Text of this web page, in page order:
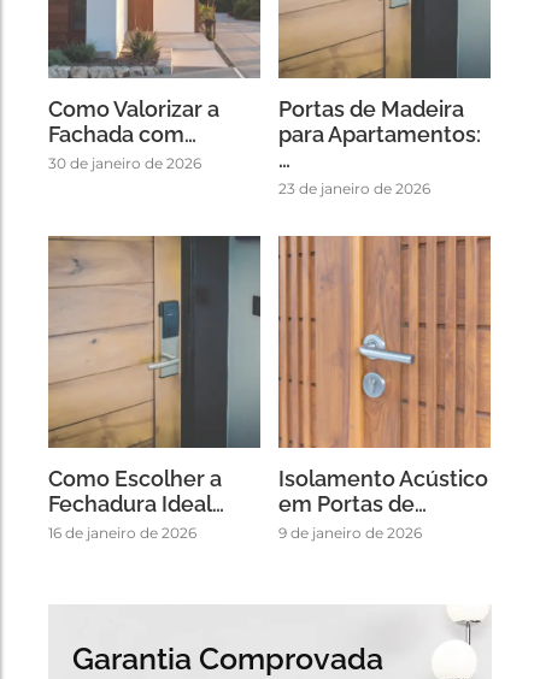
Como Valorizar a
Fachada com…
30 de janeiro de 2026
Portas de Madeira
para Apartamentos:
…
23 de janeiro de 2026
Como Escolher a
Fechadura Ideal…
16 de janeiro de 2026
Isolamento Acústico
em Portas de…
9 de janeiro de 2026
Garantia Comprovada